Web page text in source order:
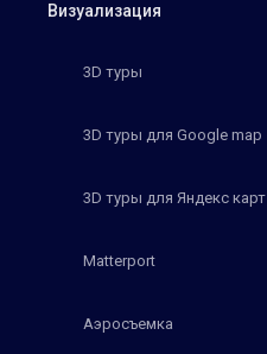
Визуализация
3D туры
3D туры для Google map
3D туры для Яндекс карт
Matterport
Аэросъемка